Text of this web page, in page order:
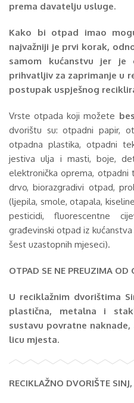
prema davatelju usluge.
Kako bi otpad imao
najvažniji je prvi korak,
samom kućanstvu jer
prihvatljiv za zaprimanje u
postupak uspješnog
Vrste otpada koji možete
dvorištu su: otpadni papir,
otpadna plastika, otpadni
jestiva ulja i masti, boje,
elektronička oprema, otpadni
drvo, biorazgradivi otpad,
(ljepila, smole, otapala,
pesticidi, fluorescentne
građevinski otpad iz
šest uzastopnih mjeseci).
OTPAD SE NE PREUZIMA OD
U reciklažnim dvorištima
plastična, metalna i
sustavu povratne
licu mjesta.
RECIKLAŽNO DVORIŠTE